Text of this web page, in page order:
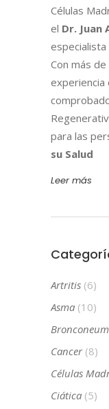
Células
el Dr. Juan
especialista
Con más
experiencia
para las
su Salud
Leer más
Artritis (6)
Asma (10)
Cancer(8)
Células
Ciática (5)